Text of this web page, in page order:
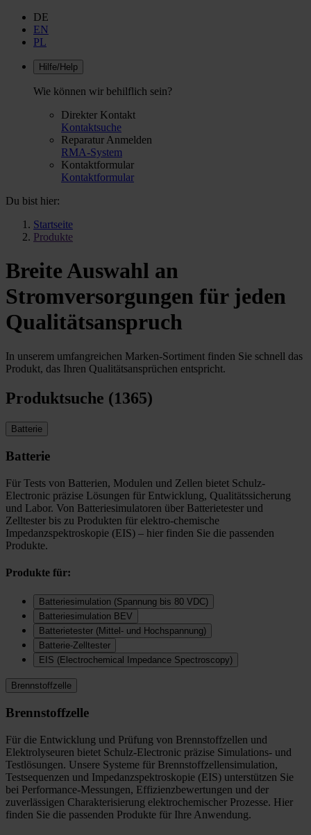
DE
EN
PL
Hilfe/Help
Wie können wir behilflich sein?
Direkter Kontakt
Kontaktsuche
Reparatur Anmelden
RMA-System
Kontaktformular
Kontaktformular
Du bist hier:
Startseite
Produkte
Breite Auswahl an
Stromversorgungen für jeden
Qualitätsanspruch
In unserem umfangreichen Marken-Sortiment finden Sie schnell das
Produkt, das Ihren Qualitätsansprüchen entspricht.
Produktsuche (1365)
Batterie
Batterie
Für Tests von Batterien, Modulen und Zellen bietet Schulz-
Electronic präzise Lösungen für Entwicklung, Qualitätssicherung
und Labor. Von Batteriesimulatoren über Batterietester und
Zelltester bis zu Produkten für elektro-chemische
Impedanzspektroskopie (EIS) – hier finden Sie die passenden
Produkte.
Produkte für:
Batteriesimulation (Spannung bis 80 VDC)
Batteriesimulation BEV
Batterietester (Mittel- und Hochspannung)
Batterie-Zelltester
EIS (Electrochemical Impedance Spectroscopy)
Brennstoffzelle
Brennstoffzelle
Für die Entwicklung und Prüfung von Brennstoffzellen und
Elektrolyseuren bietet Schulz-Electronic präzise Simulations- und
Testlösungen. Unsere Systeme für Brennstoffzellensimulation,
Testsequenzen und Impedanzspektroskopie (EIS) unterstützen Sie
bei Performance-Messungen, Effizienzbewertungen und der
zuverlässigen Charakterisierung elektrochemischer Prozesse. Hier
finden Sie die passenden Produkte für Ihre Anwendung.